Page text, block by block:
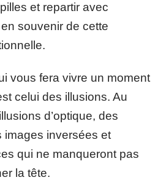
et repartir avec
souvenir de cette
vous fera vivre un moment
celui des illusions. Au
d’optique, des
images inversées et
qui ne manqueront pas
la tête.